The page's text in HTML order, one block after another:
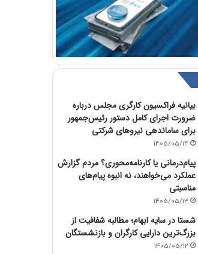
بیانیه فراکسیون کارگری مجلس درباره
ضرورت اجرای کامل دستور رئیس‌جمهور
برای ساماندهی نیروهای شرکتی
1405/05/14
پیام‌درمانی یا کارنامه‌محوری؟ مردم گزارش
عملکرد می‌خواهند، نه انبوه پیام‌های
مناسبتی
1405/05/13
شستا در سایه ابهام؛ مطالبه شفافیت از
بزرگ‌ترین دارایی کارگران و بازنشستگان
1405/05/12